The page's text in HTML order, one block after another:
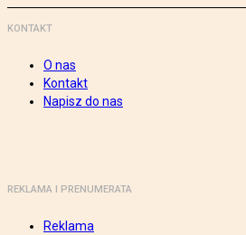
KONTAKT
O nas
Kontakt
Napisz do nas
REKLAMA I PRENUMERATA
Reklama